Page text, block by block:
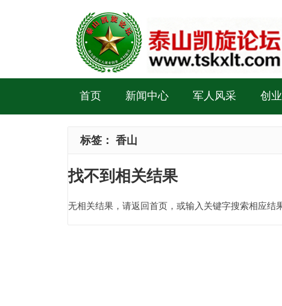
首页 新闻中心 军人风采 创
标签： 香山
找不到相关结果
无相关结果，请返回首页，或输入关键字搜索相应结果